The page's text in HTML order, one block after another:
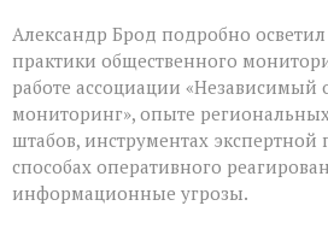
Александр Брод подробно
практики общественного
работе ассоциации «Независимый
мониторинг», опыте
штабов, инструментах
способах оперативного
информационные угрозы.